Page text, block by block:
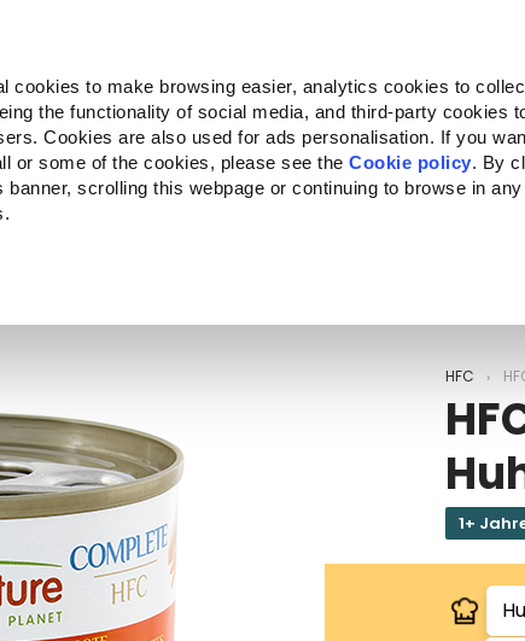
cookies to make browsing easier, analytics cookies to
the functionality of social media, and third-party cookies
Cookies are also used for ads personalisation. If you
or some of the cookies, please see theCookie policy. By
scrolling this webpage or continuing to browse in
Companion for Life Ausschreibung Über uns
to your location.
HFC
1+